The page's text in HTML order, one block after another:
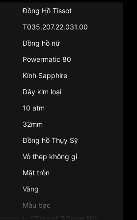
Đồng Hồ Tissot
T035.207.22.031.00
Đồng hồ nữ
Powermatic 80
Kính Sapphire
Dây kim loại
10 atm
32mm
Đồng hồ Thụy Sỹ
Vỏ thép không gỉ
Mặt tròn
Vàng
Màu bạc